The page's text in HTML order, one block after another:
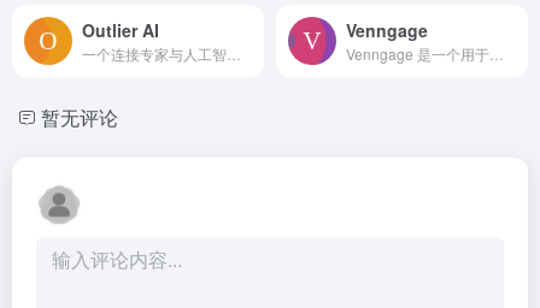
Outlier AI Venngage
暂无评论